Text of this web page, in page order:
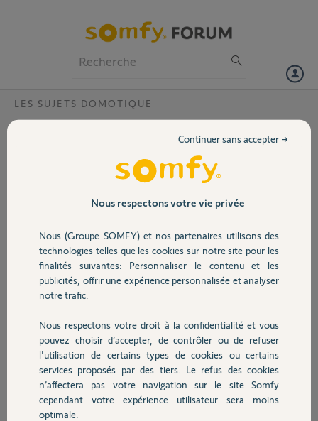
Volet
Sécurité
Domotique
Chauffage
Autres produits
LES SUJETS DOMOTIQUE
Notifications pour caméra icm100?
Somfy a t'il résolu le bug d'envoi de notifications pour iOS 10?
PS: info des pro yellow somfy serait particulièrement appréciée
Michel S.
Participer au fil de discussion
Bonjour Michel,
Pourriez-vous m'indiquer si vous disposez d'un ordinateur avec lecteur
SD pouvant lire la carte SD de votre caméra VISIDOM ?
Nous respectons votre vie privée
Nous (Groupe SOMFY) et nos partenaires utilisons des
technologies telles que les cookies sur notre site pour les
finalités suivantes: Personnaliser le contenu et les
publicités, offrir une expérience personnalisée et analyser
notre trafic.
Nous respectons votre droit à la confidentialité et vous
pouvez choisir d’accepter, de contrôler ou de refuser
l'utilisation de certains types de cookies ou certains
services proposés par des tiers. Le refus des cookies
n’affectera pas votre navigation sur le site Somfy
cependant votre expérience utilisateur sera moins
optimale.
Continuer sans accepter →